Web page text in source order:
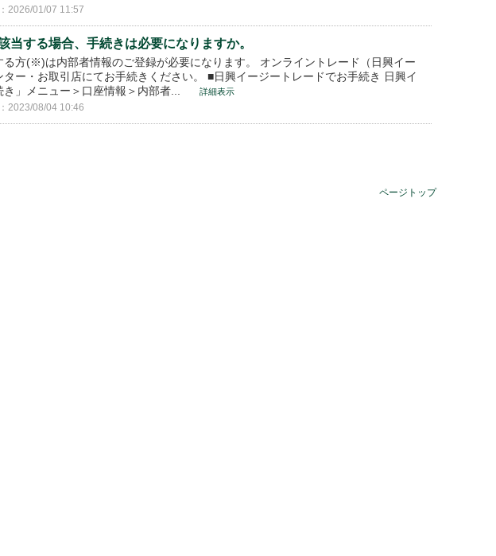
2026/01/07 11:57
当する場合、手続きは必要になりますか。
る方(※)は内部者情報のご登録が必要になります。 オンライントレード（日興イー
ー・お取引店にてお手続きください。 ■日興イージートレードでお手続き 日興イ
」メニュー＞口座情報＞内部者...
詳細表示
2023/08/04 10:46
ページトップ